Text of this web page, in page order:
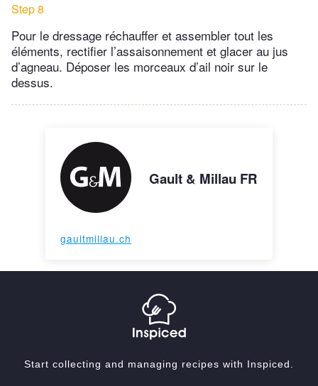
Step 8
Pour le dressage réchauffer et assembler tout les
éléments, rectifier l’assaisonnement et glacer au jus
d’agneau. Déposer les morceaux d’ail noir sur le
dessus.
Gault & Millau FR
gaultmillau.ch
Start collecting and managing recipes with Inspiced.